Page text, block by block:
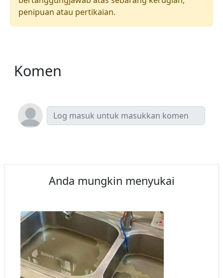
penipuan atau pertikaian.
Komen
Anda mungkin menyukai